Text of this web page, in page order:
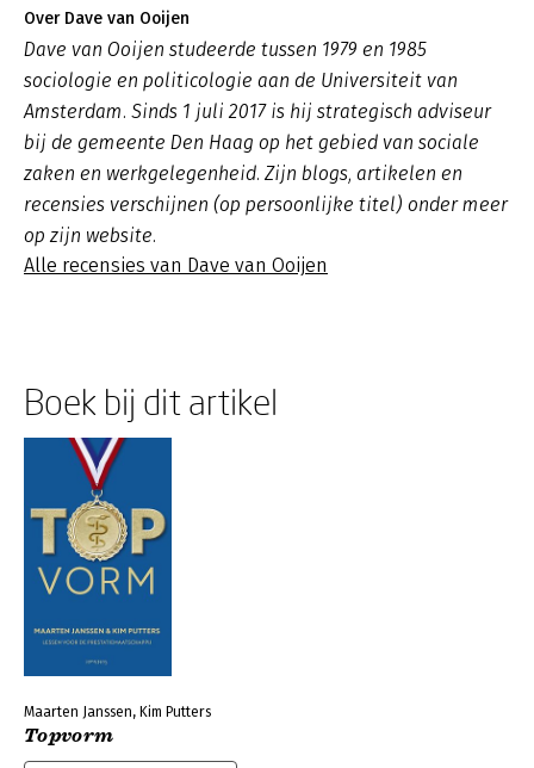
Over Dave van Ooijen
Dave van Ooijen studeerde tussen 1979 en 1985
sociologie en politicologie aan de Universiteit van
Amsterdam. Sinds 1 juli 2017 is hij strategisch adviseur
bij de gemeente Den Haag op het gebied van sociale
zaken en werkgelegenheid. Zijn blogs, artikelen en
recensies verschijnen (op persoonlijke titel) onder meer
op zijn website.
Alle recensies van Dave van Ooijen
Boek bij dit artikel
Maarten Janssen, Kim Putters
Topvorm